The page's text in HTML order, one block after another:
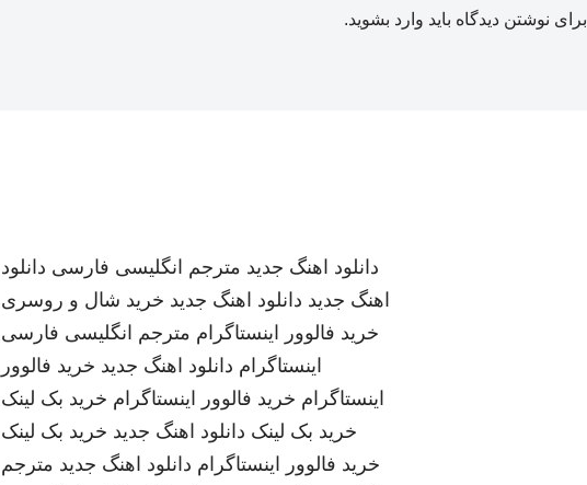
برای نوشتن دیدگاه باید وارد بشوید.
دانلود اهنگ جدید مترجم انگلیسی فارسی دانلود
اهنگ جدید دانلود اهنگ جدید خرید شال و روسری
خرید فالوور اینستاگرام مترجم انگلیسی فارسی
اینستاگرام دانلود اهنگ جدید خرید فالوور
اینستاگرام خرید فالوور اینستاگرام خرید بک لینک
خرید بک لینک دانلود اهنگ جدید خرید بک لینک
خرید فالوور اینستاگرام دانلود اهنگ جدید مترجم